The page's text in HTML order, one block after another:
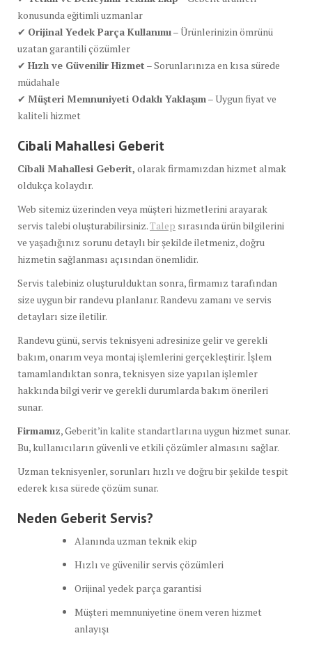
konusunda eğitimli uzmanlar
✔ Orijinal Yedek Parça Kullanımı– Ürünlerinizin ömrünü
uzatan garantili çözümler
✔ Hızlı ve Güvenilir Hizmet – Sorunlarınıza en kısa sürede
müdahale
✔ Müşteri Memnuniyeti Odaklı Yaklaşım– Uygun fiyat ve
kaliteli hizmet
Cibali Mahallesi Geberit
Cibali Mahallesi Geberit, olarak firmamızdan hizmet almak
oldukça kolaydır.
Web sitemiz üzerinden veya müşteri hizmetlerini arayarak
servis talebi oluşturabilirsiniz.Talep sırasında ürün bilgilerini
ve yaşadığınız sorunu detaylı bir şekilde iletmeniz, doğru
hizmetin sağlanması açısından önemlidir.
Servis talebiniz oluşturulduktan sonra, firmamız tarafından
size uygun bir randevu planlanır. Randevu zamanı ve servis
detayları size iletilir.
Randevu günü, servis teknisyeni adresinize gelir ve gerekli
bakım, onarım veya montaj işlemlerini gerçekleştirir. İşlem
tamamlandıktan sonra, teknisyen size yapılan işlemler
hakkında bilgi verir ve gerekli durumlarda bakım önerileri
sunar.
Firmamız, Geberit’in kalite standartlarına uygun hizmet sunar.
Bu, kullanıcıların güvenli ve etkili çözümler almasını sağlar.
Uzman teknisyenler, sorunları hızlı ve doğru bir şekilde tespit
ederek kısa sürede çözüm sunar.
Neden Geberit Servis?
Alanında uzman teknik ekip
Hızlı ve güvenilir servis çözümleri
Orijinal yedek parça garantisi
Müşteri memnuniyetine önem veren hizmet
anlayışı